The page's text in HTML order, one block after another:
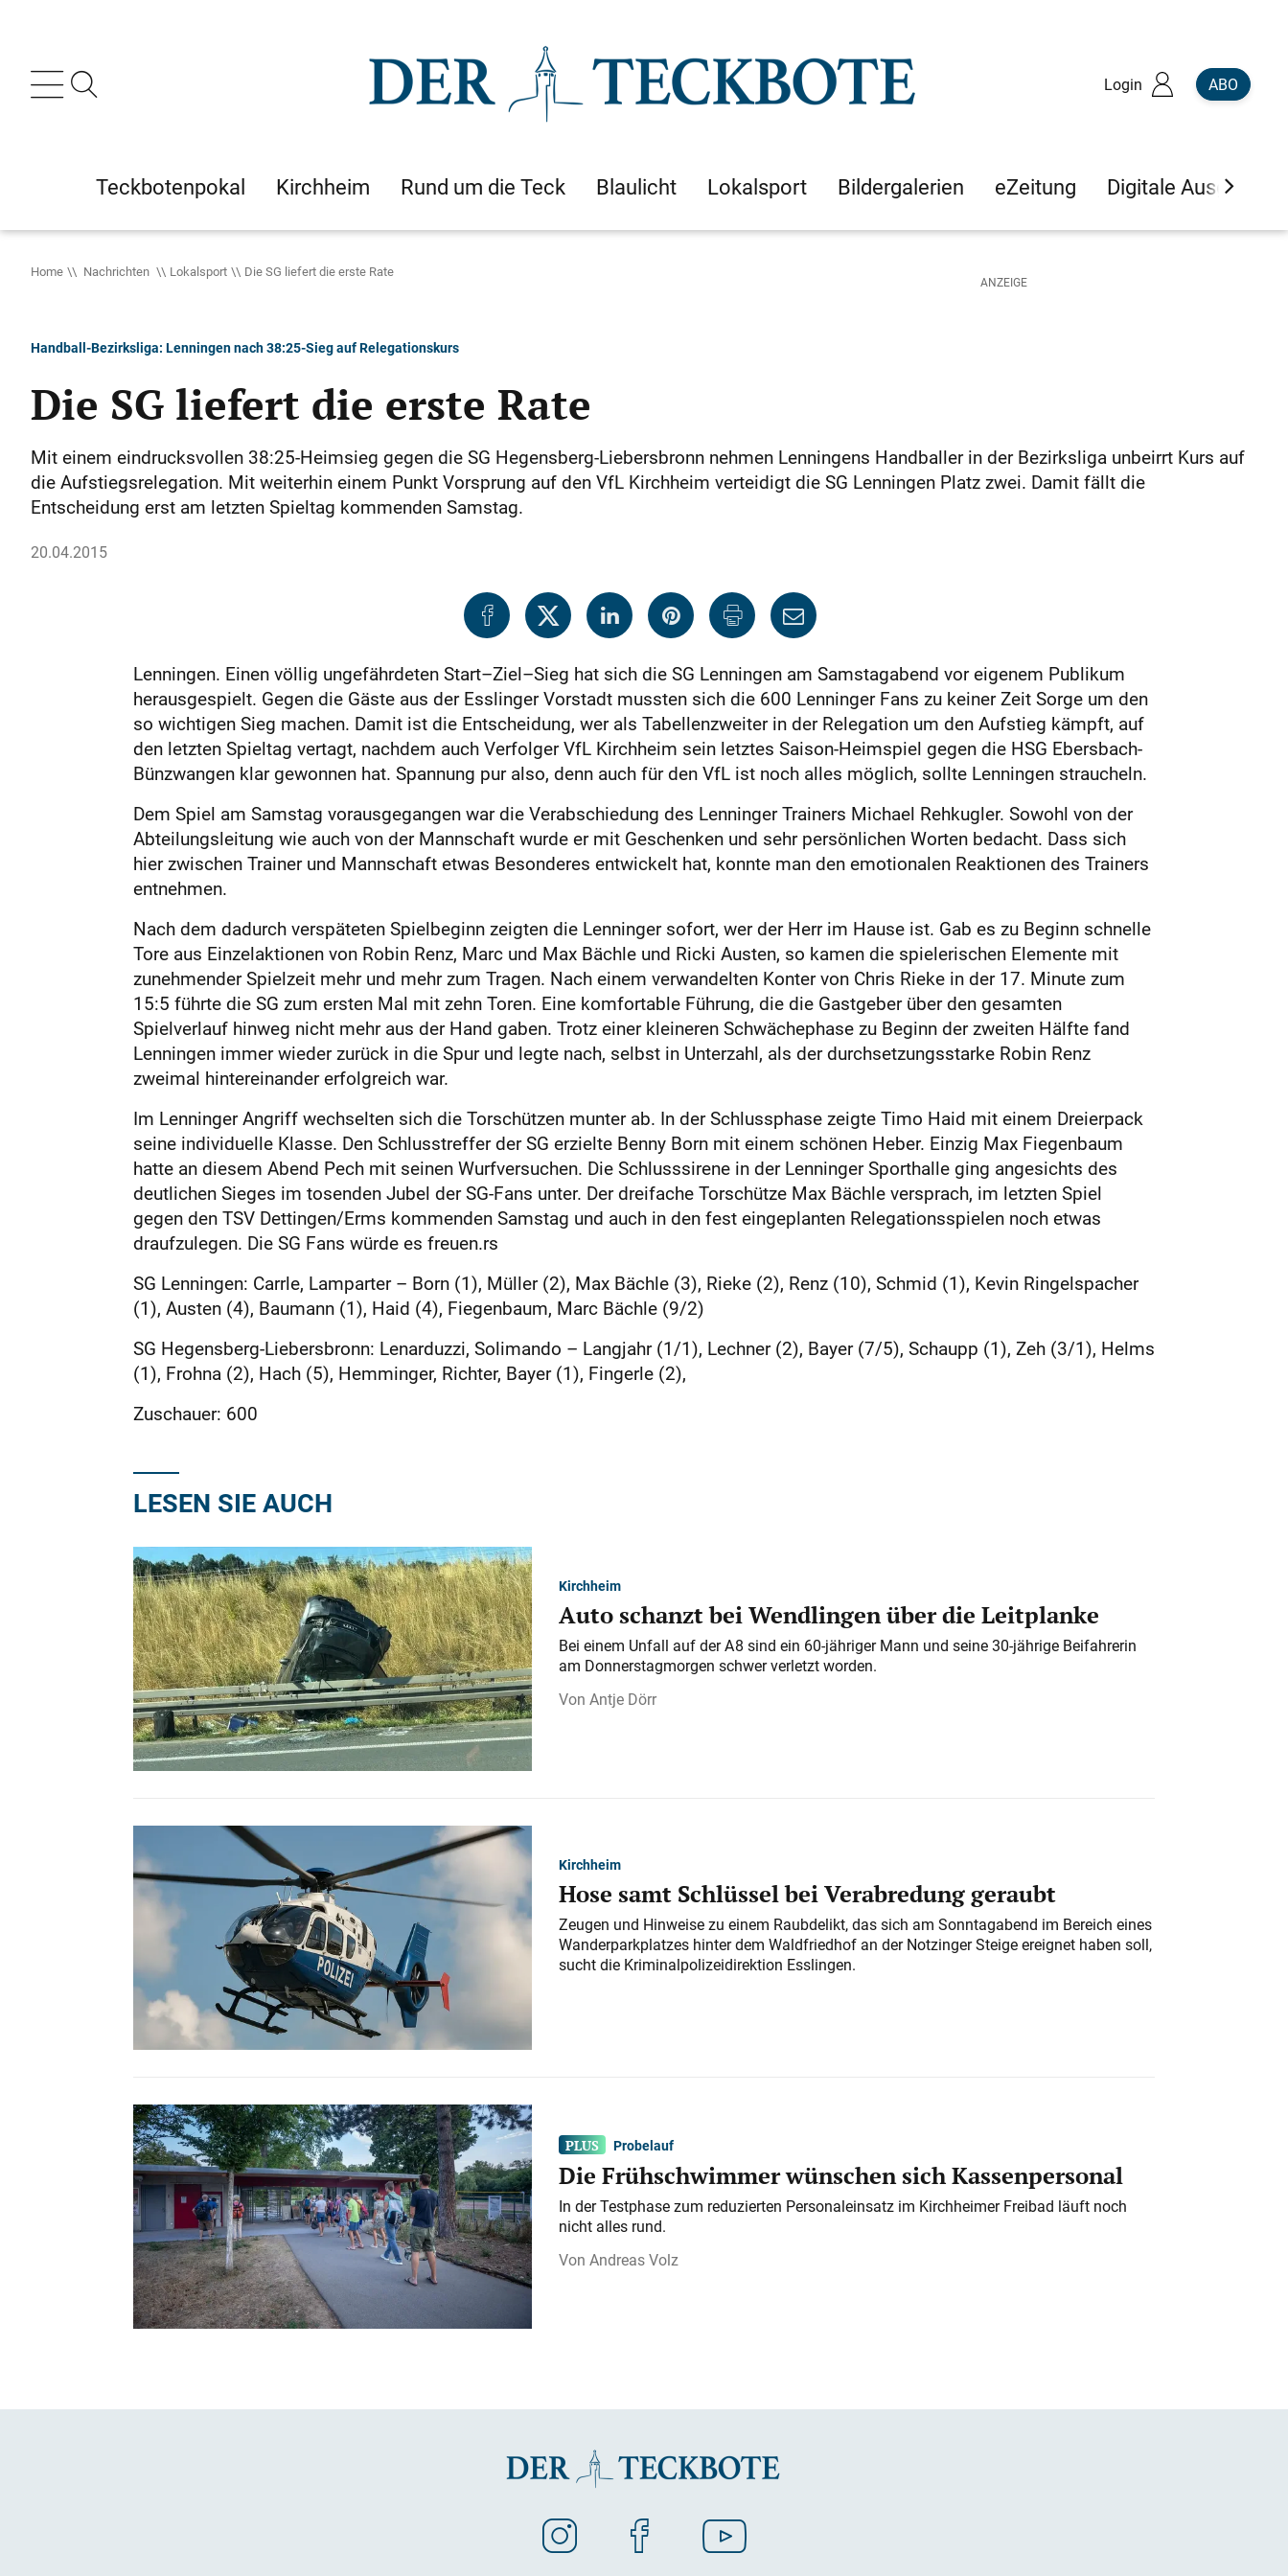
Login ABO
Teckbotenpokal Kirchheim Rund um die Teck Blaulicht Lokalsport Bildergalerien eZeitung Digitale Ausgaben
Home Nachrichten Lokalsport Die SG liefert die erste Rate
Handball-Bezirksliga: Lenningen nach 38:25-Sieg auf Relegationskurs
Die SG liefert die erste Rate
Mit einem eindrucksvollen 38:25-Heimsieg gegen die SG Hegensberg-Liebersbronn nehmen Lenningens Handballer in der Bezirksliga unbeirrt Kurs auf
die Aufstiegsrelegation. Mit weiterhin einem Punkt Vorsprung auf den VfL Kirchheim verteidigt die SG Lenningen Platz zwei. Damit fällt die
Entscheidung erst am letzten Spieltag kommenden Samstag.
20.04.2015
Lenningen. Einen völlig ungefährdeten Start–Ziel–Sieg hat sich die SG Lenningen am Samstagabend vor eigenem Publikum
herausgespielt. Gegen die Gäste aus der Esslinger Vorstadt mussten sich die 600 Lenninger Fans zu keiner Zeit Sorge um den
so wichtigen Sieg machen. Damit ist die Entscheidung, wer als Tabellenzweiter in der Relegation um den Aufstieg kämpft, auf
den letzten Spieltag vertagt, nachdem auch Verfolger VfL Kirchheim sein letztes Saison-Heimspiel gegen die HSG Ebersbach-
Bünzwangen klar gewonnen hat. Spannung pur also, denn auch für den VfL ist noch alles möglich, sollte Lenningen straucheln.
Dem Spiel am Samstag vorausgegangen war die Verabschiedung des Lenninger Trainers Michael Rehkugler. Sowohl von der
Abteilungsleitung wie auch von der Mannschaft wurde er mit Geschenken und sehr persönlichen Worten bedacht. Dass sich
hier zwischen Trainer und Mannschaft etwas Besonderes entwickelt hat, konnte man den emotionalen Reaktionen des Trainers
entnehmen.
Nach dem dadurch verspäteten Spielbeginn zeigten die Lenninger sofort, wer der Herr im Hause ist. Gab es zu Beginn schnelle
Tore aus Einzelaktionen von Robin Renz, Marc und Max Bächle und Ricki Austen, so kamen die spielerischen Elemente mit
zunehmender Spielzeit mehr und mehr zum Tragen. Nach einem verwandelten Konter von Chris Rieke in der 17. Minute zum
15:5 führte die SG zum ersten Mal mit zehn Toren. Eine komfortable Führung, die die Gastgeber über den gesamten
Spielverlauf hinweg nicht mehr aus der Hand gaben. Trotz einer kleineren Schwächephase zu Beginn der zweiten Hälfte fand
Lenningen immer wieder zurück in die Spur und legte nach, selbst in Unterzahl, als der durchsetzungsstarke Robin Renz
zweimal hintereinander erfolgreich war.
Im Lenninger Angriff wechselten sich die Torschützen munter ab. In der Schlussphase zeigte Timo Haid mit einem Dreierpack
seine individuelle Klasse. Den Schlusstreffer der SG erzielte Benny Born mit einem schönen Heber. Einzig Max Fiegenbaum
hatte an diesem Abend Pech mit seinen Wurfversuchen. Die Schlusssirene in der Lenninger Sporthalle ging angesichts des
deutlichen Sieges im tosenden Jubel der SG-Fans unter. Der dreifache Torschütze Max Bächle versprach, im letzten Spiel
gegen den TSV Dettingen/Erms kommenden Samstag und auch in den fest eingeplanten Relegationsspielen noch etwas
draufzulegen. Die SG Fans würde es freuen.rs
SG Lenningen: Carrle, Lamparter – Born (1), Müller (2), Max Bächle (3), Rieke (2), Renz (10), Schmid (1), Kevin Ringelspacher
(1), Austen (4), Baumann (1), Haid (4), Fiegenbaum, Marc Bächle (9/2)
SG Hegensberg-Liebersbronn: Lenarduzzi, Solimando – Langjahr (1/1), Lechner (2), Bayer (7/5), Schaupp (1), Zeh (3/1), Helms
(1), Frohna (2), Hach (5), Hemminger, Richter, Bayer (1), Fingerle (2),
Zuschauer: 600
LESEN SIE AUCH
Kirchheim
Auto schanzt bei Wendlingen über die Leitplanke
Bei einem Unfall auf der A 8 sind ein 60-jähriger Mann und seine 30-jährige Beifahrerin
am Donnerstagmorgen schwer verletzt worden.
Antje Dörr
Kirchheim
Hose samt Schlüssel bei Verabredung geraubt
Zeugen und Hinweise zu einem Raubdelikt, das sich am Sonntagabend im Bereich eines
Wanderparkplatzes hinter dem Waldfriedhof an der Notzinger Steige ereignet haben soll,
sucht die Kriminalpolizeidirektion Esslingen.
Probelauf
Die Frühschwimmer wünschen sich Kassenpersonal
In der Testphase zum reduzierten Personaleinsatz im Kirchheimer Freibad läuft noch
nicht alles rund.
Andreas Volz